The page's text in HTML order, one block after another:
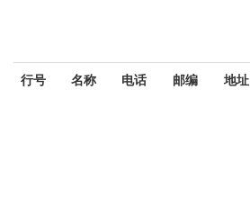
行号 名称 电话 邮编 地址